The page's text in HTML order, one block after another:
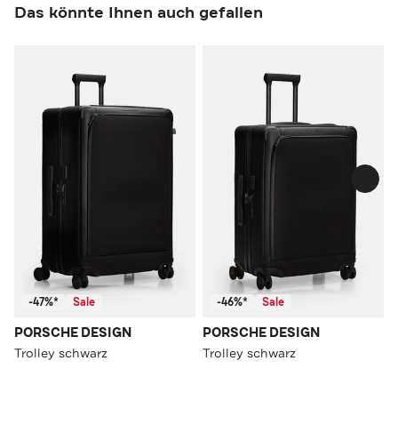
Das könnte Ihnen auch gefallen
-47%* Sale
PORSCHE DESIGN
Trolley schwarz
-46%* Sale
PORSCHE DESIGN
Trolley schwarz